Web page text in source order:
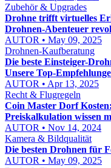
Zubehör & Upgrades
Drohne trifft virtuelles
Drohnen-Abenteuer
AUTOR • May 09, 2025
Drohnen-Kaufberatung
Die beste Einsteiger-
Unsere Top-
AUTOR • Apr 13, 2025
Recht & Flugregeln
Coin Master Dorf
Preiskalkulation wissen
AUTOR • Nov 14, 2024
Kamera & Bildqualität
Die besten Drohnen für
AUTOR • May 09, 2025